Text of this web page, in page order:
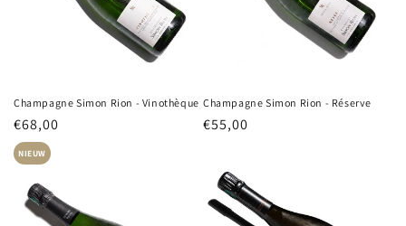
Champagne Simon Rion - Vinothèque
Normale
prijs
€68,00
Champagne Simon Rion - Réserve
Normale
€55,00
NIEUW